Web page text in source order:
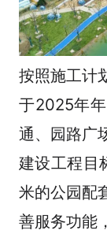
按照施工计
于2025年
通、园路广
建设工程目
米的公园配
善服务功能